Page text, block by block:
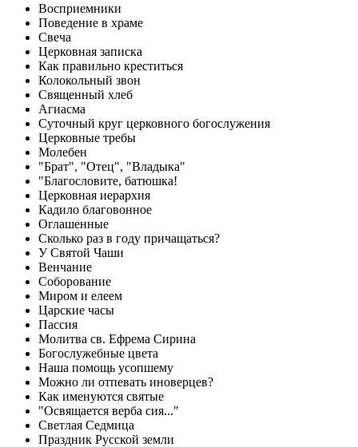
Восприемники
Поведение в храме
Свеча
Церковная записка
Как правильно креститься
Колокольный звон
Священный хлеб
Агиасма
Суточный круг церковного богослужения
Церковные требы
Молебен
"Брат", "Отец", "Владыка"
"Благословите, батюшка!
Церковная иерархия
Кадило благовонное
Оглашенные
Сколько раз в году причащаться?
У Святой Чаши
Венчание
Соборование
Миром и елеем
Царские часы
Пассия
Молитва св. Ефрема Сирина
Богослужебные цвета
Наша помощь усопшему
Можно ли отпевать иноверцев?
Как именуются святые
"Освящается верба сия..."
Светлая Седмица
Праздник Русской земли